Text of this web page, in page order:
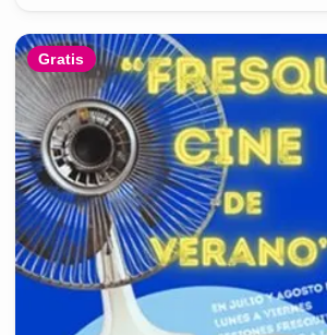
Gratis